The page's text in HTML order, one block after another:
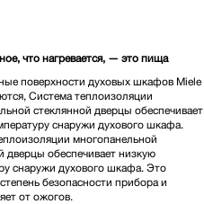
Чёрный обсидиан
что нагревается, — это пища
поверхности духовых шкафов Miele
Система теплоизоляции
стеклянной дверцы обеспечивает
снаружи духового шкафа.
многопанельной
дверцы обеспечивает низкую
снаружи духового шкафа. Это
безопасности прибора и
от ожогов.